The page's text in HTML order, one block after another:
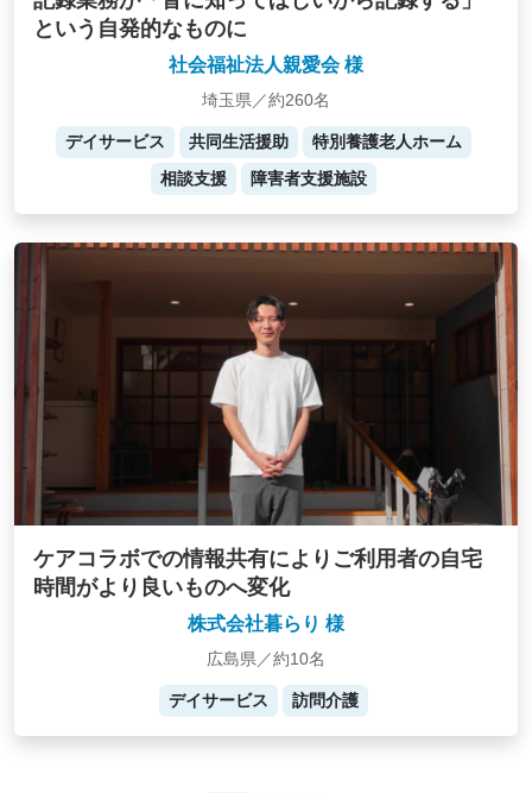
という自発的なものに
社会福祉法人親愛会 様
埼玉県／約260名
デイサービス 共同生活援助
特別養護老人ホーム
相談支援
障害者支援施設
ケアコラボでの情報共有によりご利用者の自宅
時間がより良いものへ変化
株式会社暮らり 様
広島県／約10名
デイサービス 訪問介護